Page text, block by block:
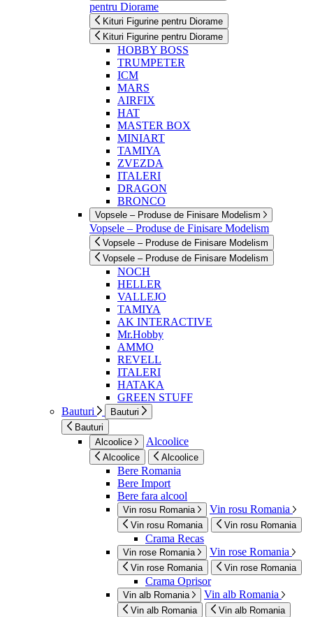
pentru Diorame
Kituri Figurine pentru Diorame
Kituri Figurine pentru Diorame
HOBBY BOSS
TRUMPETER
ICM
MARS
AIRFIX
HAT
MASTER BOX
MINIART
TAMIYA
ZVEZDA
ITALERI
DRAGON
BRONCO
Vopsele – Produse de Finisare Modelism
Vopsele – Produse de Finisare Modelism
Vopsele – Produse de Finisare Modelism
Vopsele – Produse de Finisare Modelism
NOCH
HELLER
VALLEJO
TAMIYA
AK INTERACTIVE
Mr.Hobby
AMMO
REVELL
ITALERI
HATAKA
GREEN STUFF
Bauturi
Bauturi
Bauturi
Alcoolice
Alcoolice
Alcoolice Alcoolice
Bere Romania
Bere Import
Bere fara alcool
Vin rosu Romania Vin rosu Romania
Vin rosu Romania Vin rosu Romania
Crama Recas
Vin rose Romania Vin rose Romania
Vin rose Romania Vin rose Romania
Crama Oprisor
Vin alb Romania Vin alb Romania
Vin alb Romania Vin alb Romania